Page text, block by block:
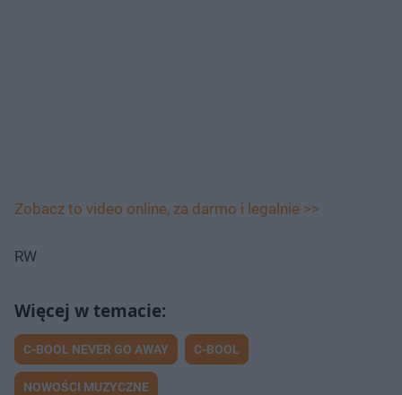
Zobacz to video online, za darmo i legalnie >>
RW
C-BOOL NEVER GO AWAY C-BOOL
NOWOŚCI MUZYCZNE